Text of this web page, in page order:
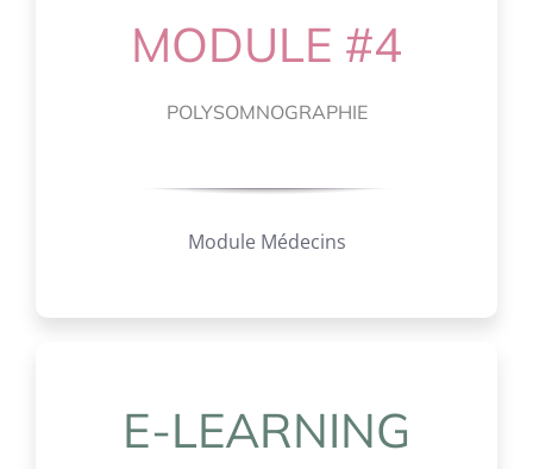
MODULE #4
POLYSOMNOGRAPHIE
Module Médecins
E-LEARNING